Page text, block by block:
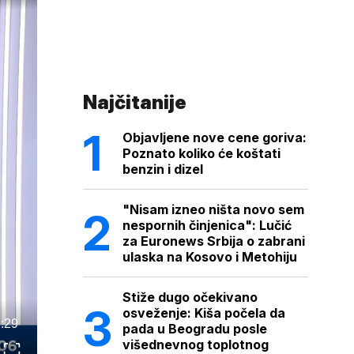
Najčitanije
Objavljene nove cene goriva:
Poznato koliko će koštati
benzin i dizel
"Nisam izneo ništa novo sem
nespornih činjenica": Lučić
za Euronews Srbija o zabrani
ulaska na Kosovo i Metohiju
Stiže dugo očekivano
osveženje: Kiša počela da
pada u Beogradu posle
višednevnog toplotnog